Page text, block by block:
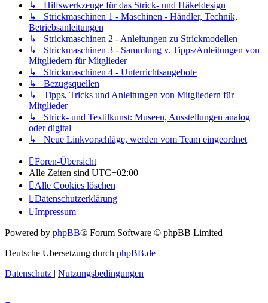
↳ Hilfswerkzeuge für das Strick- und Häkeldesign
↳ Strickmaschinen 1 - Maschinen - Händler, Technik,
Betriebsanleitungen
↳ Strickmaschinen 2 - Anleitungen zu Strickmodellen
↳ Strickmaschinen 3 - Sammlung v. Tipps/Anleitungen von
Mitgliedern für Mitglieder
↳ Strickmaschinen 4 - Unterrichtsangebote
↳ Bezugsquellen
↳ Tipps, Tricks und Anleitungen von Mitgliedern für
Mitglieder
↳ Strick- und Textilkunst: Museen, Ausstellungen analog
oder digital
↳ Neue Linkvorschläge, werden vom Team eingeordnet
Foren-Übersicht
Alle Zeiten sind UTC+02:00
Alle Cookies löschen
Datenschutzerklärung
Impressum
Powered by phpBB® Forum Software © phpBB Limited
Deutsche Übersetzung durch phpBB.de
Datenschutz
Nutzungsbedingungen